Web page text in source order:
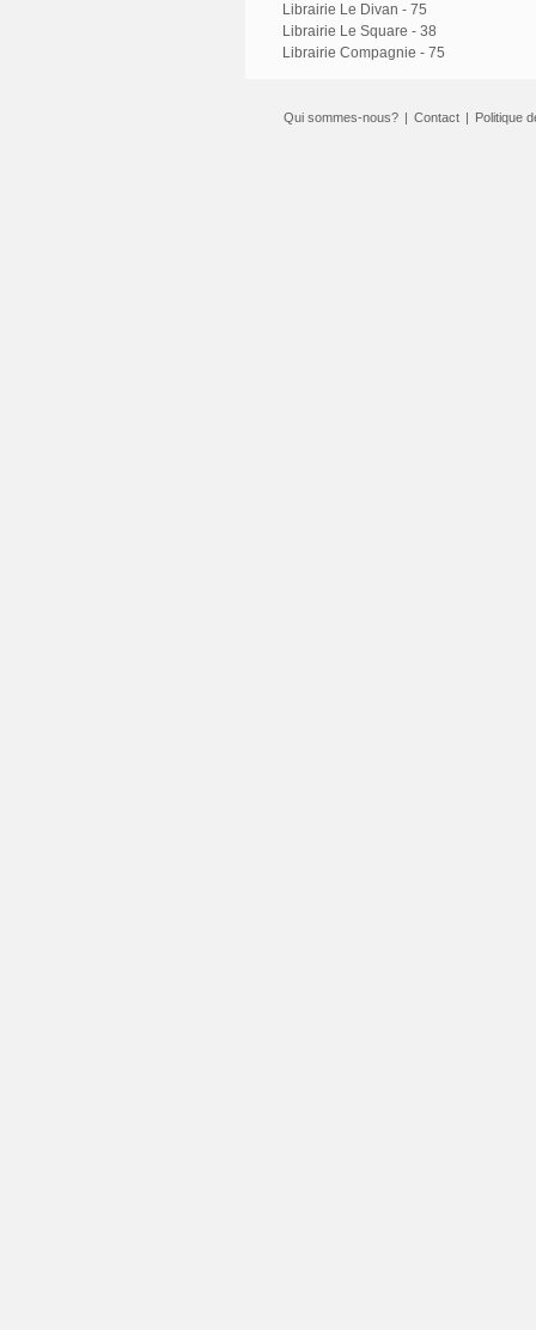
Librairie Le Divan - 75
Librairie Le Square - 38
Librairie Compagnie - 75
Qui sommes-nous? | Contact | Politique